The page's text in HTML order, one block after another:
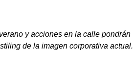
y acciones en la calle pondrán
de la imagen corporativa actual.